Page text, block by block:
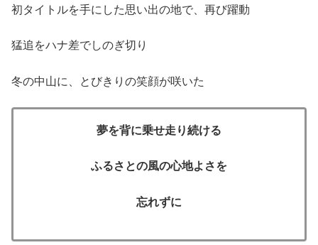
初タイトルを手にした思い出の地で、再び躍動
猛追をハナ差でしのぎ切り
冬の中山に、とびきりの笑顔が咲いた
夢を背に乗せ走り続ける
ふるさとの風の心地よさを
忘れずに